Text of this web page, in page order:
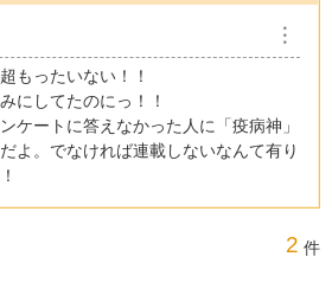
︙
もったいない！！
にしてたのにっ！！
ケートに答えなかった人に「疫病神」
よ。でなければ連載しないなんて有り
2 件